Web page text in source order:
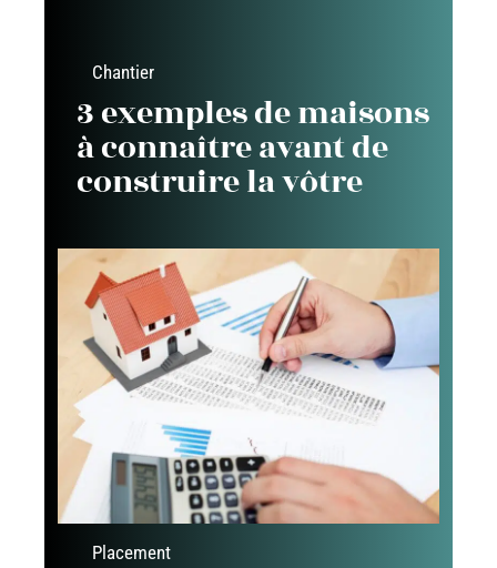
Chantier
3 exemples de maisons
à connaître avant de
construire la vôtre
Placement